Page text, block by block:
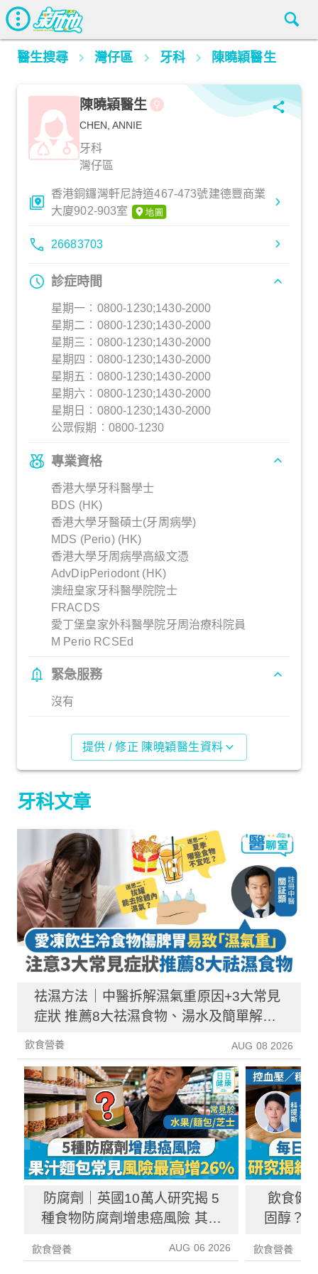
醫生搜尋 灣仔區 牙科 陳曉穎醫生
陳曉穎醫生
CHEN, ANNIE
牙科
灣仔區
香港銅鑼灣軒尼詩道467-473號建德豐商業
大廈902-903室
26683703
診症時間
星期一︰0800-1230;1430-2000
星期二︰0800-1230;1430-2000
星期三︰0800-1230;1430-2000
星期四︰0800-1230;1430-2000
星期五︰0800-1230;1430-2000
星期六︰0800-1230;1430-2000
星期日︰0800-1230;1430-2000
公眾假期︰0800-1230
專業資格
香港大學牙科醫學士
BDS (HK)
香港大學牙醫碩士(牙周病學)
MDS (Perio) (HK)
香港大學牙周病學高級文憑
AdvDipPeriodont (HK)
澳紐皇家牙科醫學院院士
FRACDS
愛丁堡皇家外科醫學院牙周治療科院員
M Perio RCSEd
緊急服務
沒有
提供 / 修正 陳曉穎醫生資料
牙科文章
祛濕方法｜中醫拆解濕氣重原因+3大常見
症狀 推薦8大祛濕食物、湯水及簡單解決
方法！
飲食營養 AUG 08 2026
防腐劑｜英國10萬人研究揭 5
種食物防腐劑增患癌風險 其中
飲食營養 AUG 06 2026
飲食健
固醇？
飲食營養